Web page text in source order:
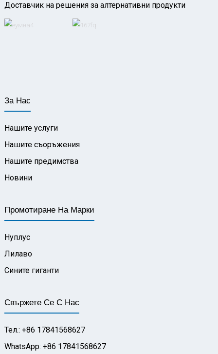
Доставчик на решения за алтернативни продукти
За Нас
Нашите услуги
Нашите съоръжения
Нашите предимства
Новини
Промотиране На Марки
Нуплус
Лилаво
Сините гиганти
Свържете Се С Нас
Тел.: +86 17841568627
WhatsApp: +86 17841568627